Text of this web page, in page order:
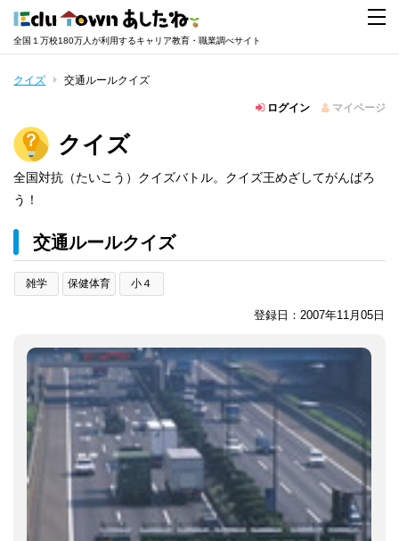
全国１万校180万人が利用するキャリア教育・職業調べサイト
クイズ 交通ルールクイズ
ログイン マイページ
クイズ
全国対抗（たいこう）クイズバトル。クイズ王めざしてがんばろ
う！
交通ルールクイズ
雑学 保健体育 小４
登録日：2007年11月05日